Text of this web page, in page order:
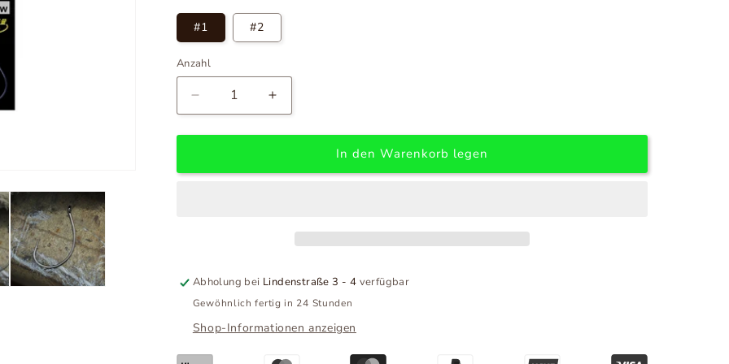
#1 #2
Anzahl
Verringere
die
Menge
BKK
Erhöhe
die
Menge
BKK
In den Warenkorb legen
Abholung bei Lindenstraße 3 - 4 verfügbar
Gewöhnlich fertig in 24 Stunden
Shop-Informationen anzeigen